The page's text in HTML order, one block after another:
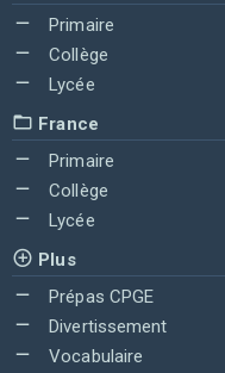
Primaire
Collège
Lycée
France
Primaire
Collège
Lycée
Plus
Prépas CPGE
Divertissement
Vocabulaire